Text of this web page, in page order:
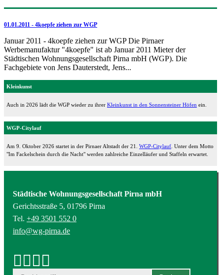
01.01.2011 - 4koepfe ziehen zur WGP
Januar 2011 - 4koepfe ziehen zur WGP Die Pirnaer
Werbemanufaktur "4koepfe" ist ab Januar 2011 Mieter der
Städtischen Wohnungsgesellschaft Pirna mbH (WGP). Die
Fachgebiete von Jens Dauterstedt, Jens...
Kleinkunst
Auch in 2026 lädt die WGP wieder zu ihrer Kleinkunst in den Sonnensteiner Höfen ein.
WGP-Citylauf
Am 9. Oktober 2026 startet in der Pirnaer Altstadt der 21. WGP-Citylauf . Unter dem Motto
"Im Fackelschein durch die Nacht" werden zahlreiche Einzelläufer und Staffeln erwartet.
Städtische Wohnungsgesellschaft Pirna mbH
Gerichtsstraße 5, 01796 Pirna
Tel. +49 3501 552 0
info@wg-pirna.de